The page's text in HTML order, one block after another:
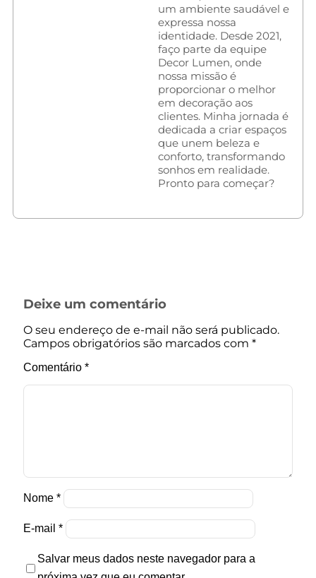
um ambiente saudável e
expressa nossa
identidade. Desde 2021,
faço parte da equipe
Decor Lumen, onde
nossa missão é
proporcionar o melhor
em decoração aos
clientes. Minha jornada é
dedicada a criar espaços
que unem beleza e
conforto, transformando
sonhos em realidade.
Pronto para começar?
Deixe um comentário
O seu endereço de e-mail não será publicado.
Campos obrigatórios são marcados com *
Comentário *
Nome *
E-mail *
Salvar meus dados neste navegador para a